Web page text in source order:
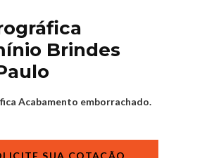
Brindes
Acabamento emborrachado.